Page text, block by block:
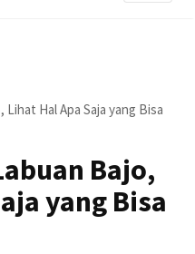
Lihat Hal Apa Saja yang Bisa
Bajo,
yang Bisa